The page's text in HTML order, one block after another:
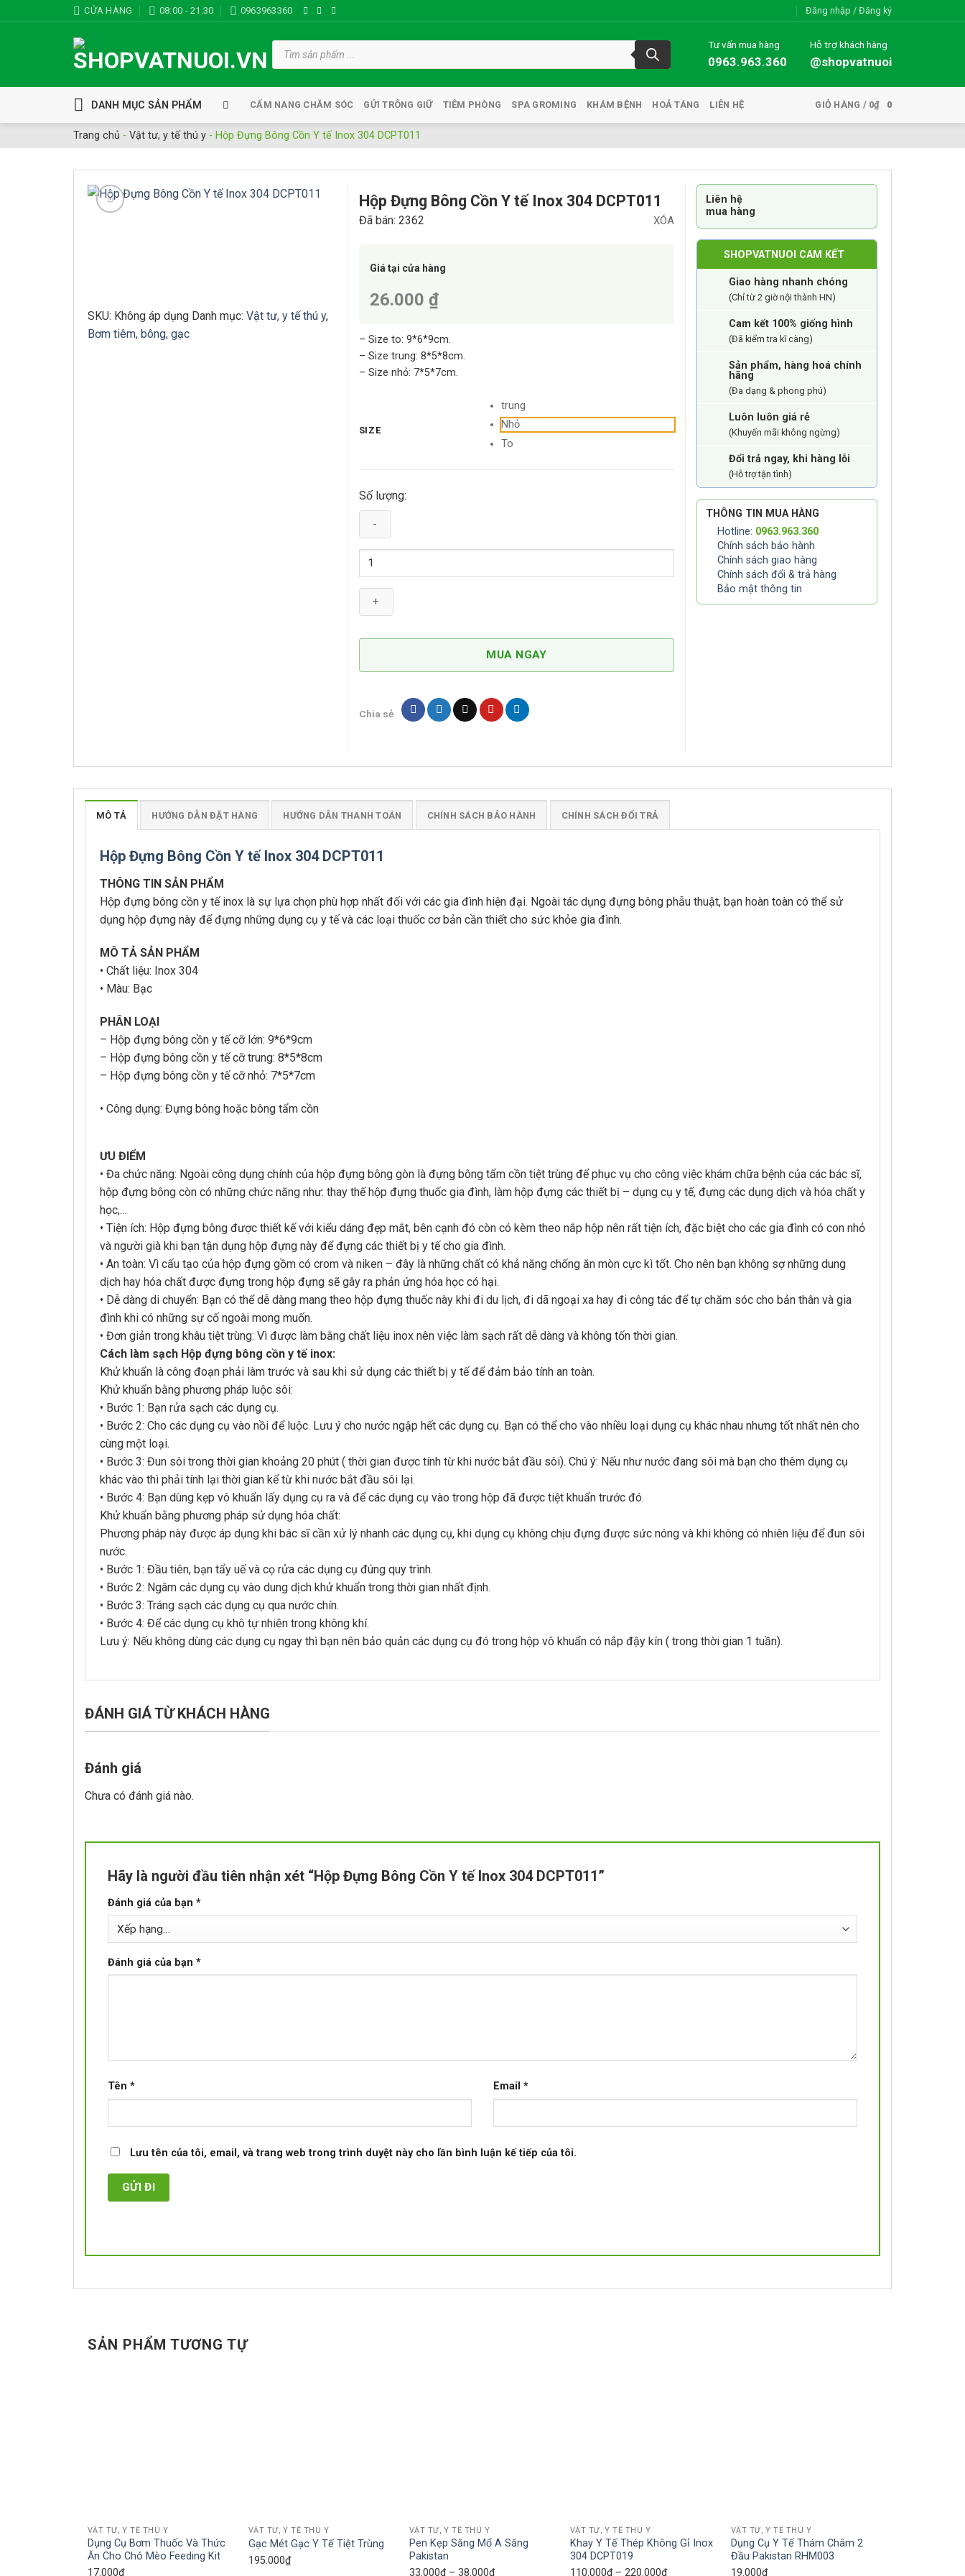
qua
CỬA HÀNG 08:00 - 21:30 0963963360 Đăng nhập / Đăng ký
Tìm
kiếm
phẩm
Tư vấn mua hàng
0963.963.360
Hỗ trợ khách hàng
@shopvatnuoi
DANH MỤC SẢN PHẨM CẨM NANG CHĂM SÓC GỬI TRÔNG GIỮ TIÊM PHÒNG SPA GROMING KHÁM BỆNH HOẢ TÁNG LIÊN HỆ GIỎ HÀNG / 0₫ 0
Trang chủ - Vật tư, y tế thú y - Hộp Đựng Bông Cồn Y tế Inox 304 DCPT011
Add to wishlist
SKU: Không áp dụng Danh mục: Vật tư, y tế thú y,
Bơm tiêm, bông, gạc
Hộp Đựng Bông Cồn Y tế Inox 304 DCPT011
Đã bán: 2362
Giá tại cửa hàng
26.000 ₫
– Size to: 9*6*9cm.
– Size trung: 8*5*8cm.
– Size nhỏ: 7*5*7cm.
SIZE
trung
Nhỏ
To
XÓA
Số lượng:
Hộp
Bông
Cồn
tế
304
MUA NGAY
Chia sẻ
Liên hệ
mua hàng
SHOPVATNUOI CAM KẾT
Giao hàng nhanh chóng
(Chỉ từ 2 giờ nội thành HN)
Cam kết 100% giống hình
(Đã kiểm tra kĩ càng)
Sản phẩm, hàng hoá chính
hãng
(Đa dạng & phong phú)
Luôn luôn giá rẻ
(Khuyến mãi không ngừng)
Đổi trả ngay, khi hàng lỗi
(Hỗ trợ tận tình)
THÔNG TIN MUA HÀNG
Hotline: 0963.963.360
Chính sách bảo hành
Chính sách giao hàng
Chính sách đổi & trả hàng
Bảo mật thông tin
MÔ TẢ HƯỚNG DẪN ĐẶT HÀNG HƯỚNG DẪN THANH TOÁN CHÍNH SÁCH BẢO HÀNH CHÍNH SÁCH ĐỔI TRẢ
Hộp Đựng Bông Cồn Y tế Inox 304 DCPT011
THÔNG TIN SẢN PHẨM
Hộp đựng bông cồn y tế inox là sự lựa chọn phù hợp nhất đối với các gia đình hiện đại. Ngoài tác dụng đựng bông phẫu thuật, bạn hoàn toàn có thể sử
dụng hộp đựng này để đựng những dụng cụ y tế và các loại thuốc cơ bản cần thiết cho sức khỏe gia đình.
MÔ TẢ SẢN PHẨM
• Chất liệu: Inox 304
• Màu: Bạc
PHÂN LOẠI
– Hộp đựng bông cồn y tế cỡ lớn: 9*6*9cm
– Hộp đựng bông cồn y tế cỡ trung: 8*5*8cm
– Hộp đựng bông cồn y tế cỡ nhỏ: 7*5*7cm
• Công dụng: Đựng bông hoặc bông tẩm cồn
ƯU ĐIỂM
• Đa chức năng: Ngoài công dụng chính của hộp đựng bông gòn là đựng bông tẩm cồn tiệt trùng để phục vụ cho công việc khám chữa bệnh của các bác sĩ,
hộp đựng bông còn có những chức năng như: thay thế hộp đựng thuốc gia đình, làm hộp đựng các thiết bị – dụng cụ y tế, đựng các dụng dịch và hóa chất y
học,…
• Tiện ích: Hộp đựng bông được thiết kế với kiểu dáng đẹp mắt, bên cạnh đó còn có kèm theo nắp hộp nên rất tiện ích, đặc biệt cho các gia đình có con nhỏ
và người già khi bạn tận dụng hộp đựng này để đựng các thiết bị y tế cho gia đình.
• An toàn: Vì cấu tạo của hộp đựng gồm có crom và niken – đây là những chất có khả năng chống ăn mòn cực kì tốt. Cho nên bạn không sợ những dung
dịch hay hóa chất được đựng trong hộp đựng sẽ gây ra phản ứng hóa học có hại.
• Dễ dàng di chuyển: Bạn có thể dễ dàng mang theo hộp đựng thuốc này khi đi du lịch, đi dã ngoại xa hay đi công tác để tự chăm sóc cho bản thân và gia
đình khi có những sự cố ngoài mong muốn.
• Đơn giản trong khâu tiệt trùng: Vì được làm bằng chất liệu inox nên việc làm sạch rất dễ dàng và không tốn thời gian.
Cách làm sạch Hộp đựng bông cồn y tế inox:
Khử khuẩn là công đoạn phải làm trước và sau khi sử dụng các thiết bị y tế để đảm bảo tính an toàn.
Khử khuẩn bằng phương pháp luộc sôi:
• Bước 1: Bạn rửa sạch các dụng cụ.
• Bước 2: Cho các dụng cụ vào nồi để luộc. Lưu ý cho nước ngập hết các dụng cụ. Bạn có thể cho vào nhiều loại dụng cụ khác nhau nhưng tốt nhất nên cho
cùng một loại.
• Bước 3: Đun sôi trong thời gian khoảng 20 phút ( thời gian được tính từ khi nước bắt đầu sôi). Chú ý: Nếu như nước đang sôi mà bạn cho thêm dụng cụ
khác vào thì phải tính lại thời gian kể từ khi nước bắt đầu sôi lại.
• Bước 4: Bạn dùng kẹp vô khuẩn lấy dụng cụ ra và để các dụng cụ vào trong hộp đã được tiệt khuẩn trước đó.
Khử khuẩn bằng phương pháp sử dụng hóa chất:
Phương pháp này được áp dụng khi bác sĩ cần xử lý nhanh các dụng cụ, khi dụng cụ không chịu đựng được sức nóng và khi không có nhiên liệu để đun sôi
nước.
• Bước 1: Đầu tiên, bạn tẩy uế và cọ rửa các dụng cụ đúng quy trình.
• Bước 2: Ngâm các dụng cụ vào dung dịch khử khuẩn trong thời gian nhất định.
• Bước 3: Tráng sạch các dụng cụ qua nước chín.
• Bước 4: Để các dụng cụ khô tự nhiên trong không khí.
Lưu ý: Nếu không dùng các dụng cụ ngay thì bạn nên bảo quản các dụng cụ đó trong hộp vô khuẩn có nắp đậy kín ( trong thời gian 1 tuần).
ĐÁNH GIÁ TỪ KHÁCH HÀNG
Đánh giá
Chưa có đánh giá nào.
Hãy là người đầu tiên nhận xét “Hộp Đựng Bông Cồn Y tế Inox 304 DCPT011”
Đánh giá của bạn *
Đánh giá của bạn *
Tên * Email *
Lưu tên của tôi, email, và trang web trong trình duyệt này cho lần bình luận kế tiếp của tôi.
SẢN PHẨM TƯƠNG TỰ
VẬT TƯ, Y TẾ THÚ Y
Dụng Cụ Bơm Thuốc Và Thức
Ăn Cho Chó Mèo Feeding Kit
17.000₫
VẬT TƯ, Y TẾ THÚ Y
Gạc Mét Gạc Y Tế Tiệt Trùng
195.000₫
VẬT TƯ, Y TẾ THÚ Y
Pen Kẹp Săng Mổ A Săng
Pakistan
33.000₫ – 38.000₫Khoảng
VẬT TƯ, Y TẾ THÚ Y
Khay Y Tế Thép Không Gỉ Inox
304 DCPT019
110.000₫ – 220.000₫Khoảng
VẬT TƯ, Y TẾ THÚ Y
Dụng Cụ Y Tế Thám Châm 2
Đầu Pakistan RHM003
19.000₫